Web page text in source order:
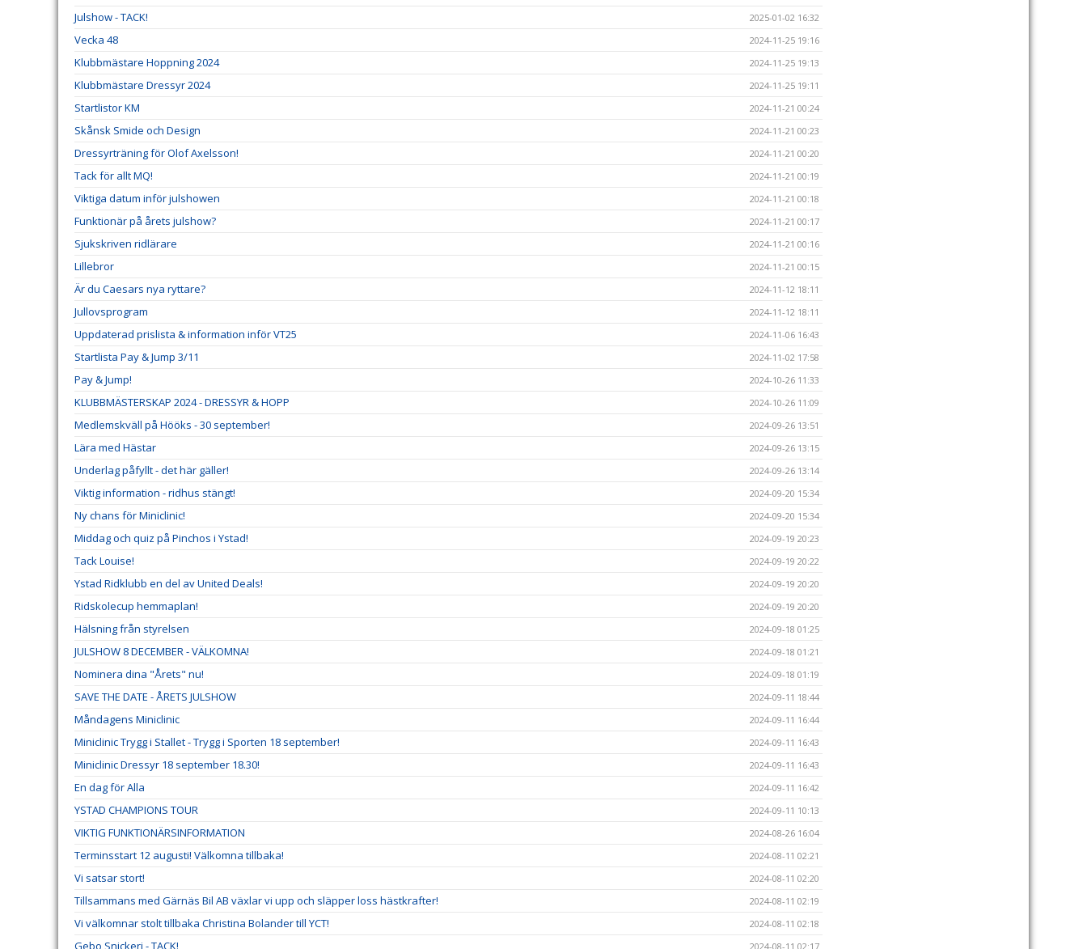
Julshow - TACK! 2025-01-02 16:32
Vecka 48 2024-11-25 19:16
Klubbmästare Hoppning 2024 2024-11-25 19:13
Klubbmästare Dressyr 2024 2024-11-25 19:11
Startlistor KM 2024-11-21 00:24
Skånsk Smide och Design 2024-11-21 00:23
Dressyrträning för Olof Axelsson! 2024-11-21 00:20
Tack för allt MQ! 2024-11-21 00:19
Viktiga datum inför julshowen 2024-11-21 00:18
Funktionär på årets julshow? 2024-11-21 00:17
Sjukskriven ridlärare 2024-11-21 00:16
Lillebror 2024-11-21 00:15
Är du Caesars nya ryttare? 2024-11-12 18:11
Jullovsprogram 2024-11-12 18:11
Uppdaterad prislista & information inför VT25 2024-11-06 16:43
Startlista Pay & Jump 3/11 2024-11-02 17:58
Pay & Jump! 2024-10-26 11:33
KLUBBMÄSTERSKAP 2024 - DRESSYR & HOPP 2024-10-26 11:09
Medlemskväll på Hööks - 30 september! 2024-09-26 13:51
Lära med Hästar 2024-09-26 13:15
Underlag påfyllt - det här gäller! 2024-09-26 13:14
Viktig information - ridhus stängt! 2024-09-20 15:34
Ny chans för Miniclinic! 2024-09-20 15:34
Middag och quiz på Pinchos i Ystad! 2024-09-19 20:23
Tack Louise! 2024-09-19 20:22
Ystad Ridklubb en del av United Deals! 2024-09-19 20:20
Ridskolecup hemmaplan! 2024-09-19 20:20
Hälsning från styrelsen 2024-09-18 01:25
JULSHOW 8 DECEMBER - VÄLKOMNA! 2024-09-18 01:21
Nominera dina "Årets" nu! 2024-09-18 01:19
SAVE THE DATE - ÅRETS JULSHOW 2024-09-11 18:44
Måndagens Miniclinic 2024-09-11 16:44
Miniclinic Trygg i Stallet - Trygg i Sporten 18 september! 2024-09-11 16:43
Miniclinic Dressyr 18 september 18.30! 2024-09-11 16:43
En dag för Alla 2024-09-11 16:42
YSTAD CHAMPIONS TOUR 2024-09-11 10:13
VIKTIG FUNKTIONÄRSINFORMATION 2024-08-26 16:04
Terminsstart 12 augusti! Välkomna tillbaka! 2024-08-11 02:21
Vi satsar stort! 2024-08-11 02:20
Tillsammans med Gärnäs Bil AB växlar vi upp och släpper loss hästkrafter! 2024-08-11 02:19
Vi välkomnar stolt tillbaka Christina Bolander till YCT! 2024-08-11 02:18
Gebo Snickeri - TACK! 2024-08-11 02:17